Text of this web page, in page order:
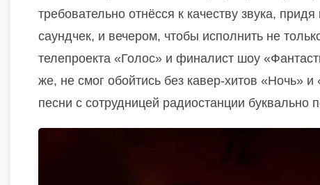
требовательно отнёсся к качеству звука,
саундчек, и вечером, чтобы исполнить не
телепроекта «Голос» и финалист шоу
же, не смог обойтись без кавер-хитов «Ночь»
песни с сотрудницей радиостанции буквально